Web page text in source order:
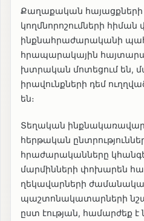
Քաղաքական հայացքների
կողմնորոշումների հիման
ինքնահրաժարականի
հրապարակային
խտրական մոտեցում են,
իրավունքների դեմ
են։
Տեղական
հերթական
հրաժարականները
մարմինների փոխարեն
ղեկավարների
պաշտոնակատարների
ըստ էության, համարժեք է